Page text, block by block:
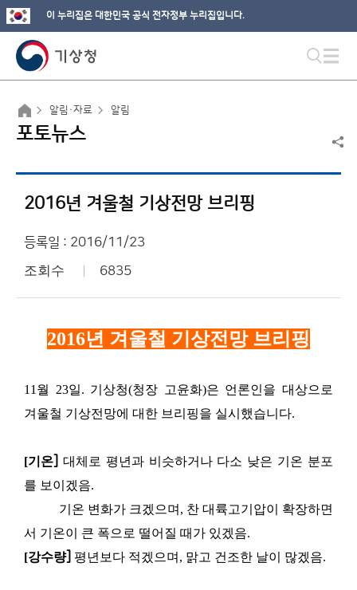
이 누리집은 대한민국 공식 전자정부 누리집입니다.
알림·자료 알림
포토뉴스
2016년 겨울철 기상전망 브리핑
등록일 : 2016/11/23
조회수 6835
2016년 겨울철 기상전망 브리핑
11 월 23일. 기상청(청장 고윤화)은 언론인을 대상으로
겨울철 기상전망에 대한 브리핑을 실시했습니다.
[기온
대체로 평년과 비슷하거나 다소 낮은 기온 분포
를 보이겠음.
기온 변화가 크겠으며 , 찬 대륙고기압이 확장하면
서 기온이 큰 폭으로 떨어질 때가 있겠음.
[강수량] 평년보다 적겠으며 , 맑고 건조한 날이 많겠음.